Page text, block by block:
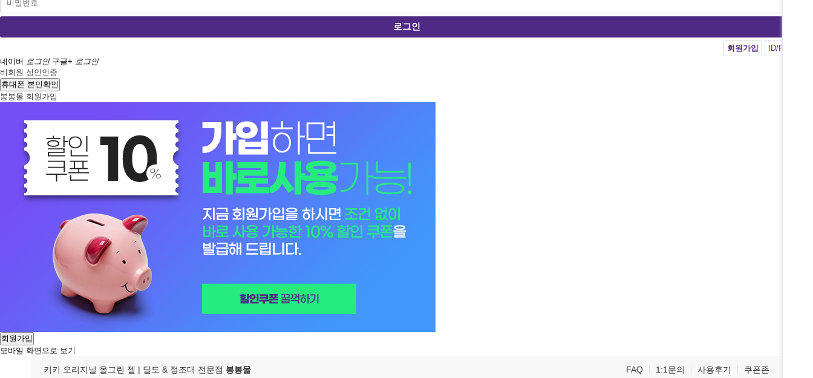
회원가입
ID/PW 찾기
네이버 로그인 구글+ 로그인
비회원 성인인증
휴대폰 본인확인
봉봉몰 회원가입
회원가입
모바일 화면으로 보기
키키 오리지널 올그린 젤 | 딜도 & 정조대 전문점 봉봉몰 FAQ 1:1문의 사용후기 쿠폰존